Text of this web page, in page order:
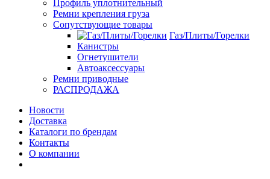
Профиль уплотнительный
Ремни крепления груза
Сопутствующие товары
Газ/Плиты/Горелки
Канистры
Огнетушители
Автоаксессуары
Ремни приводные
РАСПРОДАЖА
Новости
Доставка
Каталоги по брендам
Контакты
О компании